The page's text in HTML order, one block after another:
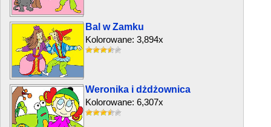
Bal w Zamku
Kolorowane: 3,894x
Weronika i dżdżownica
Kolorowane: 6,307x